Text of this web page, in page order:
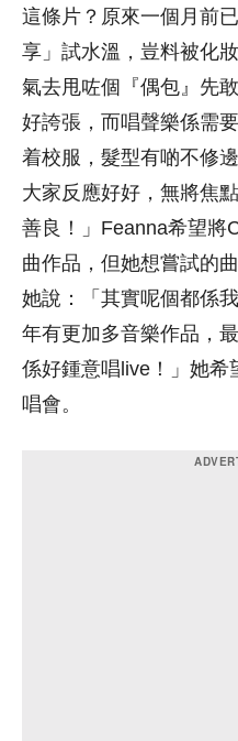
這條片？原來一個月前
享」試水溫，豈料被化
氣去甩咗個『偶包』先
好誇張，而唱聲樂係需
着校服，髮型有啲不修
大家反應好好，無將焦
善良！」Feanna希望將
曲作品，但她想嘗試的
她說：「其實呢個都係
年有更加多音樂作品，
係好鍾意唱live！」她希
唱會。